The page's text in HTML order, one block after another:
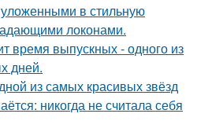
в стильную
локонами.
время выпускных - одного из
дней.
из самых красивых звёзд
никогда не считала себя